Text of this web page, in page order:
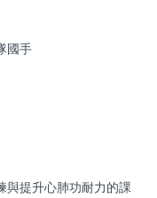
國手
與提升心肺功耐力的課